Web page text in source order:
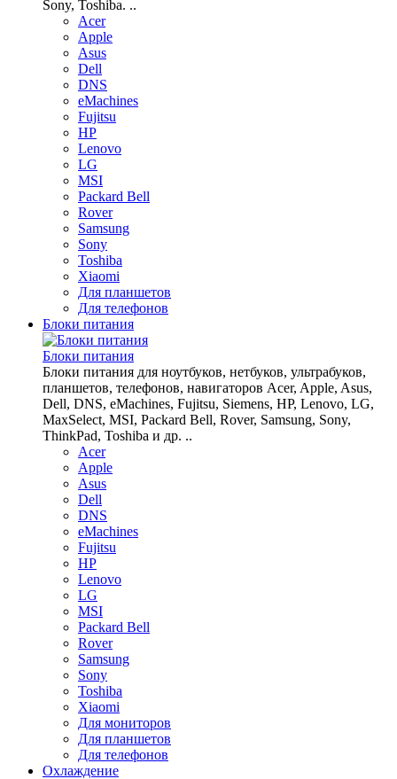
Sony, Toshiba. ..
Acer
Apple
Asus
Dell
DNS
eMachines
Fujitsu
HP
Lenovo
LG
MSI
Packard Bell
Rover
Samsung
Sony
Toshiba
Xiaomi
Для планшетов
Для телефонов
Блоки питания
Блоки питания
Блоки питания для ноутбуков, нетбуков, ультрабуков,
планшетов, телефонов, навигаторов Acer, Apple, Asus,
Dell, DNS, eMachines, Fujitsu, Siemens, HP, Lenovo, LG,
MaxSelect, MSI, Packard Bell, Rover, Samsung, Sony,
ThinkPad, Toshiba и др. ..
Acer
Apple
Asus
Dell
DNS
eMachines
Fujitsu
HP
Lenovo
LG
MSI
Packard Bell
Rover
Samsung
Sony
Toshiba
Xiaomi
Для мониторов
Для планшетов
Для телефонов
Охлаждение